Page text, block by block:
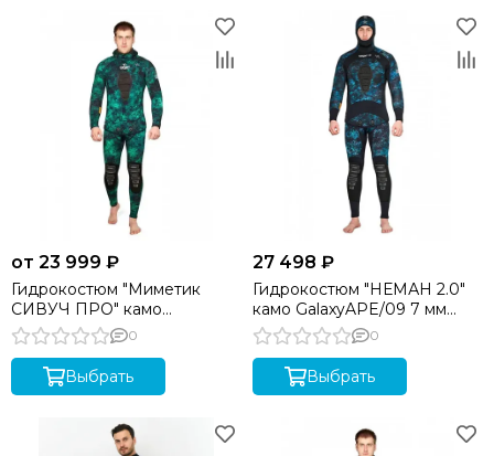
от 23 999 ₽
Гидрокостюм "Миметик
СИВУЧ ПРО" камо
GalaxyAPE/08 9 мм M
SARGAN
0
Выбрать
27 498 ₽
Гидрокостюм "НЕМАН 2.0"
камо GalaxyAPE/09 7 мм
SARGAN
0
Выбрать